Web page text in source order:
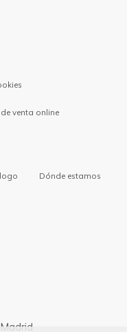
venta online
Dónde estamos
Madrid